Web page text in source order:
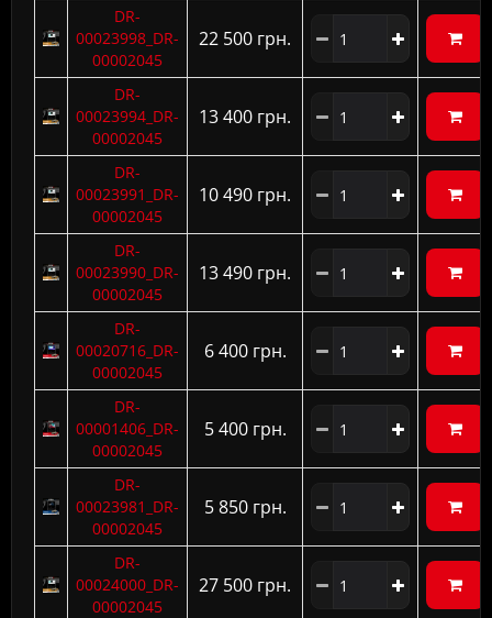
DR-
00023998_DR-
00002045
22 500 грн.
DR-
00023994_DR-
00002045
13 400 грн.
DR-
00023991_DR-
00002045
10 490 грн.
DR-
00023990_DR-
00002045
13 490 грн.
DR-
00020716_DR-
00002045
6 400 грн.
DR-
00001406_DR-
00002045
5 400 грн.
DR-
00023981_DR-
00002045
5 850 грн.
DR-
00024000_DR-
00002045
27 500 грн.